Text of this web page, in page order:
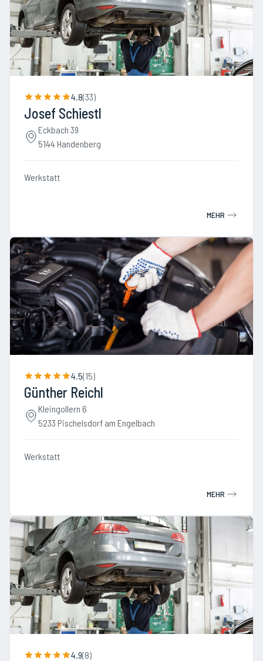
4.8(33)
Josef Schiestl
Eckbach 39
5144 Handenberg
Werkstatt
MEHR
4.5(15)
Günther Reichl
Kleingollern 6
5233 Pischelsdorf am Engelbach
Werkstatt
MEHR
4.9(8)